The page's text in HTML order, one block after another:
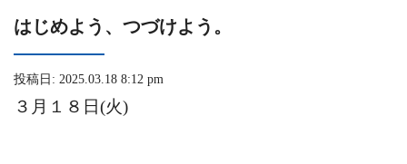
はじめよう、つづけよう。
投稿日: 2025.03.18 8:12 pm
３月１８日(火)